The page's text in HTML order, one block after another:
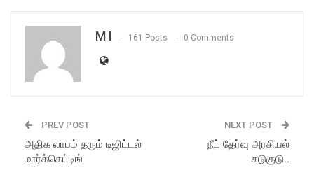
M I 161 Posts 0 Comments
PREV POST
அதிக லாபம் தரும் டிஜிட்டல்
மார்க்கெட்டிங்
NEXT POST
நீட் தேர்வு அரசியல்
சடுகுடு..